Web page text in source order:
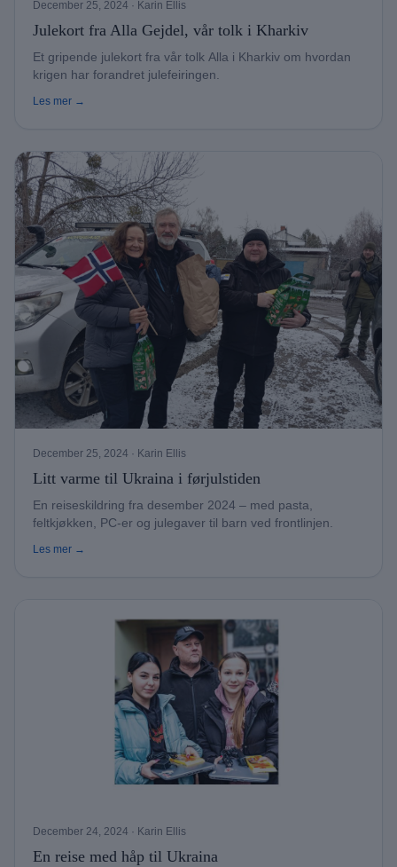
December 25, 2024 · Karin Ellis
Julekort fra Alla Gejdel, vår tolk i Kharkiv
Et gripende julekort fra vår tolk Alla i Kharkiv om hvordan
krigen har forandret julefeiringen.
Les mer →
December 25, 2024 · Karin Ellis
Litt varme til Ukraina i førjulstiden
En reiseskildring fra desember 2024 – med pasta,
feltkjøkken, PC-er og julegaver til barn ved frontlinjen.
Les mer →
December 24, 2024 · Karin Ellis
En reise med håp til Ukraina